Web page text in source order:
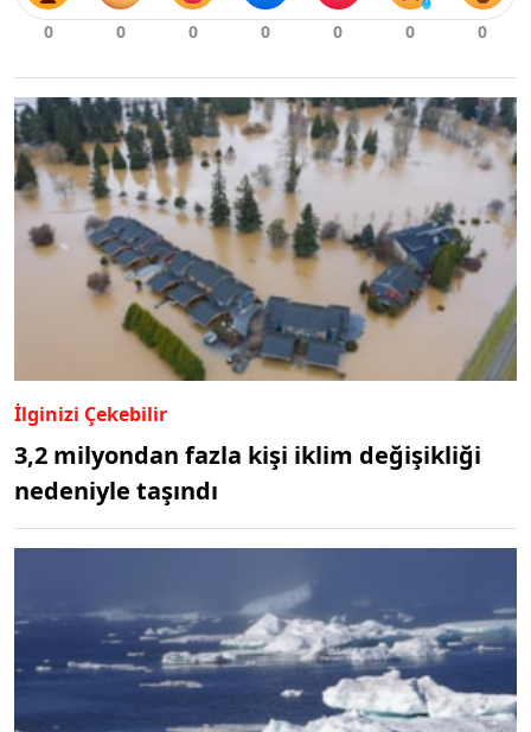
İlginizi Çekebilir
3,2 milyondan fazla kişi iklim değişikliği
nedeniyle taşındı